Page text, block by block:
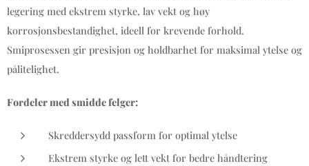
legering med ekstrem styrke, lav vekt og høy
korrosjonsbestandighet, ideell for krevende forhold.
Smiprosessen gir presisjon og holdbarhet for maksimal ytelse og
pålitelighet.
Fordeler med smidde felger:
Skreddersydd passform for optimal ytelse
Ekstrem styrke og lett vekt for bedre håndtering